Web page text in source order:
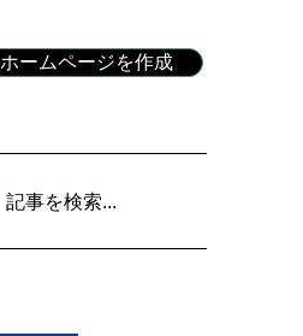
ホームページを作成